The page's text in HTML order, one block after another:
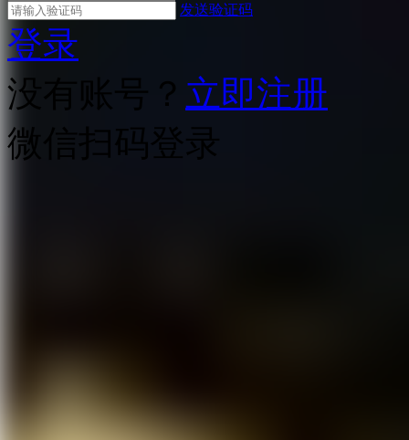
发送验证码
登录
没有账号？ 立即注册
微信扫码登录